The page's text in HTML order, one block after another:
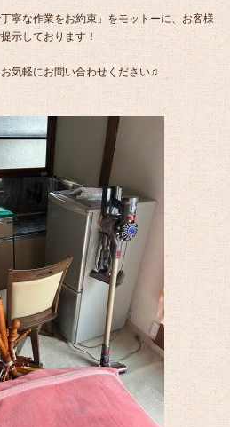
寧な作業をお約束」をモットーに、お客様
示しております！
気軽にお問い合わせください♫